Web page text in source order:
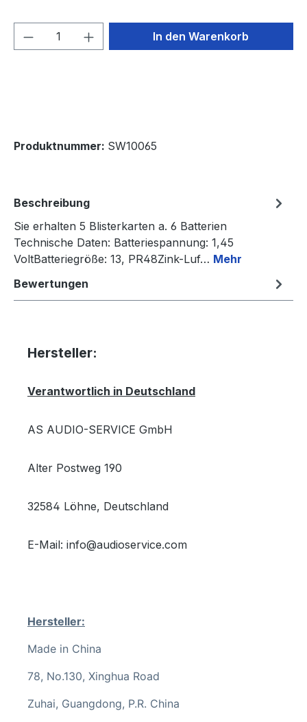
Produkt Anzahl: Gib denIn den Warenkorb
Produktnummer: SW10065
Beschreibung
Sie erhalten 5 Blisterkarten a. 6 Batterien
Technische Daten: Batteriespannung: 1,45
VoltBatteriegröße: 13, PR48Zink-Luf… Mehr
Bewertungen
Hersteller:
Verantwortlich in Deutschland
AS AUDIO-SERVICE GmbH
Alter Postweg 190
32584 Löhne, Deutschland
E-Mail: info@audioservice.com
Hersteller:
Made in China
78, No.130, Xinghua Road
Zuhai, Guangdong, P.R. China